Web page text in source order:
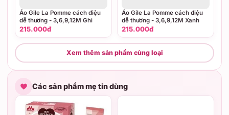
Áo Gile La Pomme cách điệu
dễ thương - 3,6,9,12M Ghi
215.000đ
Áo Gile La Pomme cách điệu
dễ thương - 3,6,9,12M Xanh
215.000đ
Xem thêm sản phẩm cùng loại
Các sản phẩm mẹ tin dùng